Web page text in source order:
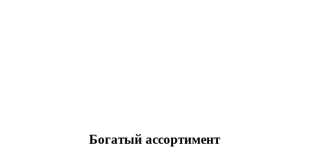
Богатый ассортимент